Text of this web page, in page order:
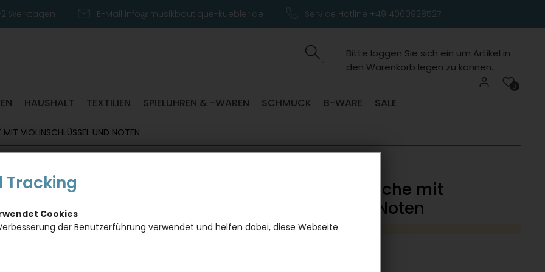
Werktagen E-Mail info@musikboutique-kuebler.de Service Hotline +49 4060928527
Bitte loggen Sie sich ein um Artikel in
den Warenkorb legen zu können.
0
HAUSHALT TEXTILIEN SPIELUHREN & -WAREN SCHMUCK B-WARE SALE
MIT VIOLINSCHLÜSSEL UND NOTEN
Einzigartige Glasflasche mit
Violinschlüssel und Noten
Tracking
Cookies
der Benutzerführung verwendet und helfen dabei, diese Webseite